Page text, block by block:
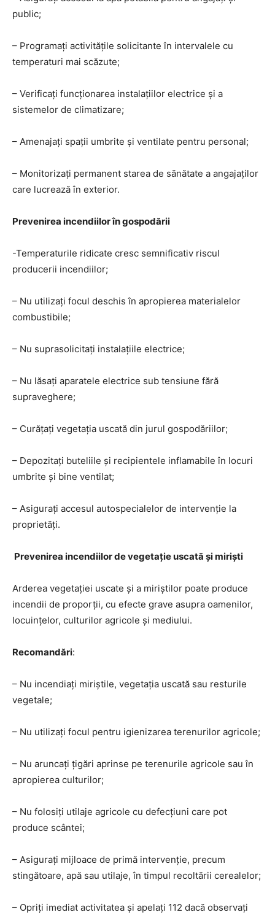
public;
– Programați activitățile solicitante în intervalele cu
temperaturi mai scăzute;
– Verificați funcționarea instalațiilor electrice și a
sistemelor de climatizare;
– Amenajați spații umbrite și ventilate pentru personal;
– Monitorizați permanent starea de sănătate a angajaților
care lucrează în exterior.
Prevenirea incendiilor în gospodării
-Temperaturile ridicate cresc semnificativ riscul
producerii incendiilor;
– Nu utilizați focul deschis în apropierea materialelor
combustibile;
– Nu suprasolicitați instalațiile electrice;
– Nu lăsați aparatele electrice sub tensiune fără
supraveghere;
– Curățați vegetația uscată din jurul gospodăriilor;
– Depozitați buteliile și recipientele inflamabile în locuri
umbrite și bine ventilat;
– Asigurați accesul autospecialelor de intervenție la
proprietăți.
Prevenirea incendiilor de vegetație uscată și miriști
Arderea vegetației uscate și a miriștilor poate produce
incendii de proporții, cu efecte grave asupra oamenilor,
locuințelor, culturilor agricole și mediului.
Recomandări:
– Nu incendiați miriștile, vegetația uscată sau resturile
vegetale;
– Nu utilizați focul pentru igienizarea terenurilor agricole;
– Nu aruncați țigări aprinse pe terenurile agricole sau în
apropierea culturilor;
– Nu folosiți utilaje agricole cu defecțiuni care pot
produce scântei;
– Asigurați mijloace de primă intervenție, precum
stingătoare, apă sau utilaje, în timpul recoltării cerealelor;
– Opriți imediat activitatea și apelați 112 dacă observați